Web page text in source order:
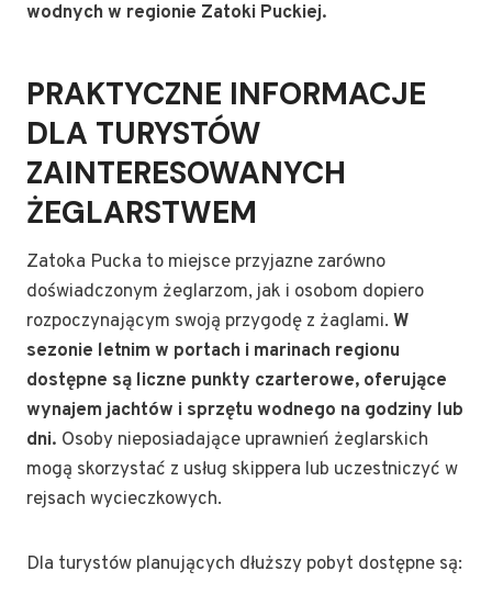
wodnych w regionie Zatoki Puckiej.
PRAKTYCZNE INFORMACJE
DLA TURYSTÓW
ZAINTERESOWANYCH
ŻEGLARSTWEM
Zatoka Pucka to miejsce przyjazne zarówno
doświadczonym żeglarzom, jak i osobom dopiero
rozpoczynającym swoją przygodę z żaglami. W
sezonie letnim w portach i marinach regionu
dostępne są liczne punkty czarterowe, oferujące
wynajem jachtów i sprzętu wodnego na godziny lub
dni. Osoby nieposiadające uprawnień żeglarskich
mogą skorzystać z usług skippera lub uczestniczyć w
rejsach wycieczkowych.
Dla turystów planujących dłuższy pobyt dostępne są: